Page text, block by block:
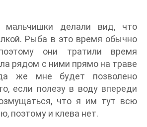
мальчишки делали вид, что
Рыба в это время обычно
они тратили время
рядом с ними прямо на траве
же мне будет позволено
если полезу в воду впереди
что я им тут всю
поэтому и клева нет.